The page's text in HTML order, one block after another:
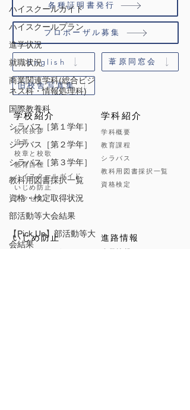
ハイスクールガイド
ハイスクールプラン
進学状況
就職状況
商業関連学科(総合ビジ
ネス科・情報処理科)
国際教養科
シラバス［第１学年］
シラバス［第２学年］
シラバス［第３学年］
教科用図書採択一覧
資格・検定取得状況
部活動等大会結果
【Pick Up】部活動等大
会結果
各種証明書発行
プロポーザル募集
English 葦原同窓会
旧校舎写真集
学校紹介
校長挨拶
沿革
校章と校歌
教育目標
ハイスクールガイド
いじめ防止
アクセス
学科紹介
学科概要
教育課程
シラバス
教科用図書採択一覧
資格検定
いじめ防止 進路情報
進学情報